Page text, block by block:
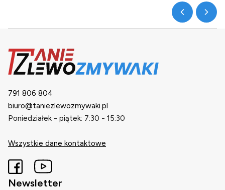
791 806 804
biuro@taniezlewozmywaki.pl
Poniedziałek - piątek: 7:30 - 15:30
Wszystkie dane kontaktowe
Newsletter